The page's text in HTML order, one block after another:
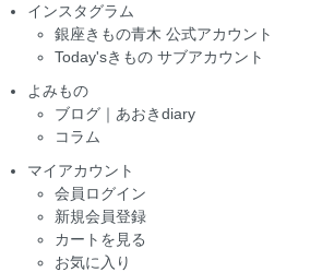
インスタグラム
銀座きもの青木 公式アカウント
Today'sきもの サブアカウント
よみもの
ブログ｜あおきdiary
コラム
マイアカウント
会員ログイン
新規会員登録
カートを見る
お気に入り